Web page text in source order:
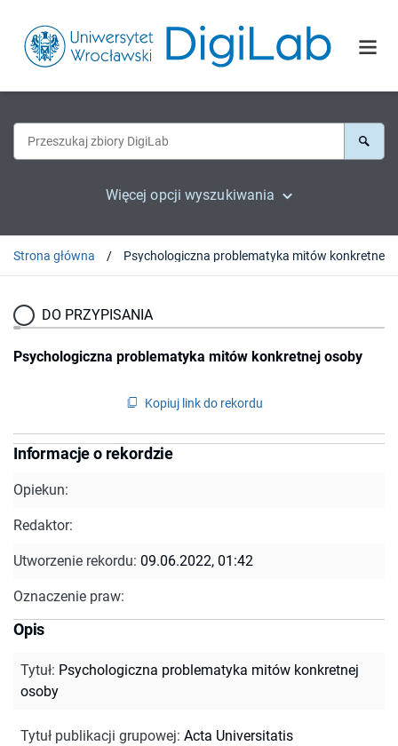
Więcej opcji wyszukiwania
Strona główna
DO PRZYPISANIA
Psychologiczna problematyka mitów konkretnej osoby
Kopiuj link do rekordu
Informacje o rekordzie
Opiekun:
Redaktor:
Utworzenie rekordu: 09.06.2022, 01:42
Oznaczenie praw:
Opis
Tytuł: Psychologiczna problematyka mitów konkretnej
osoby
Tytuł publikacji grupowej: Acta Universitatis